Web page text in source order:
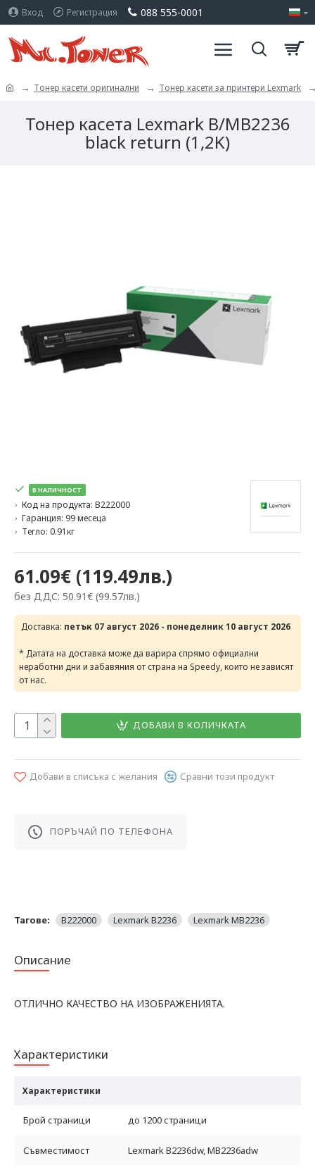
Вход Регистрация 088 555-0001
Тонер касети оригинални Тонер касети за принтери Lexmark
Тонер касета Lexmark B/MB2236
black return (1,2K)
61.09€ (119.49лв.)
без ДДС: 50.91€ (99.57лв.)
В НАЛИЧНОСТ
Код на продукта: B222000
Гаранция: 99 месеца
Тегло: 0.91кг
Доставка: петък 07 август 2026 - понеделник 10 август 2026
* Датата на доставка може да варира спрямо официални
неработни дни и забавяния от страна на Speedy, които не зависят
от нас.
ДОБАВИ В КОЛИЧКАТА
Добави в списъка с желания Сравни този продукт
ПОРЪЧАЙ ПО ТЕЛЕФОНА
Тагове: B222000 Lexmark B2236 Lexmark MB2236
Описание
ОТЛИЧНО КАЧЕСТВО НА ИЗОБРАЖЕНИЯТА.
Характеристики
Характеристики
Брой страници до 1200 страници
Съвместимост Lexmark B2236dw, MB2236adw